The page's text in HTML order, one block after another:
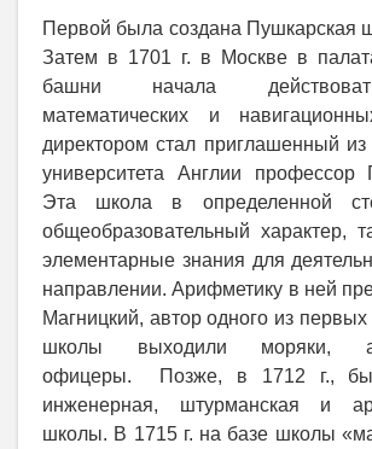
Первой была создана Пушкарская
Затем в 1701 г. в Москве в
башни начала
математических и
директором стал приглашенный из
университета Англии профессор
Эта школа в определенной
общеобразовательный характер,
элементарные знания для
направлении. Арифметику в ней
Магницкий, автор одного из
школы выходили моряки,
офицеры. Позже, в 1712 г.,
инженерная, штурманская и
школы. В 1715 г. на базе школы